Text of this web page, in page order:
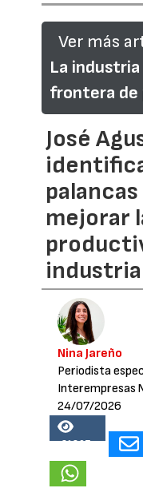
Ver más
La
frontera de
José
mejorar
Nina Jareño
Periodista
Interempresas
24/07/2026
21807